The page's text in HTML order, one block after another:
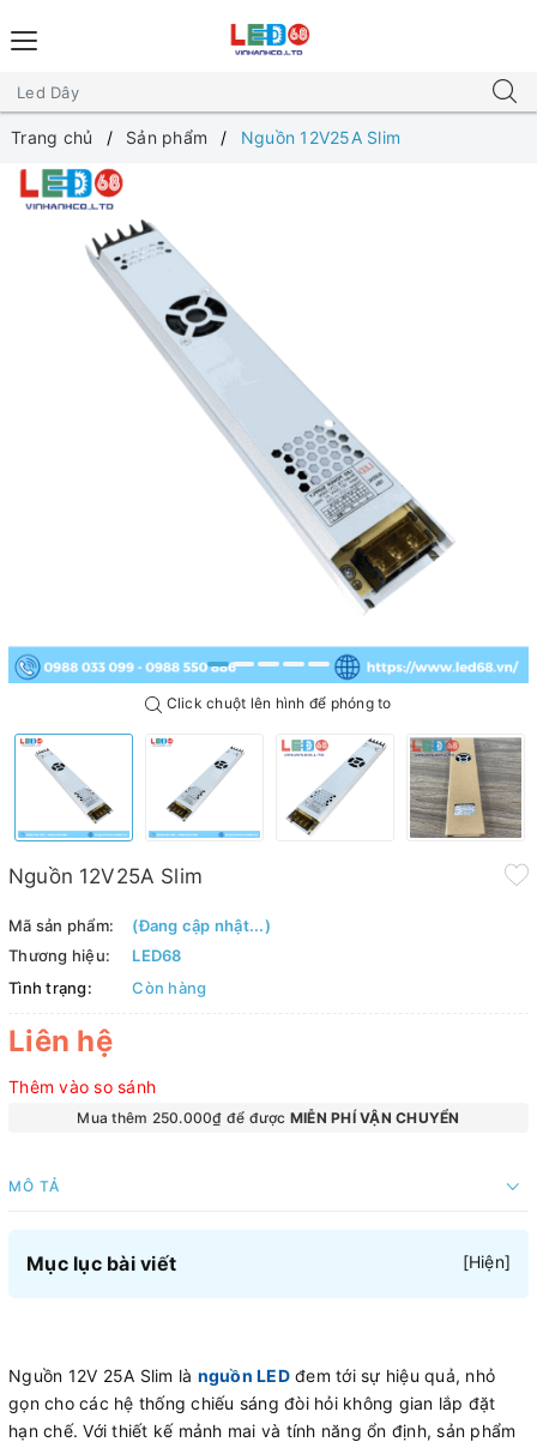
Trang chủ Sản phẩm Nguồn 12V25A Slim
Click chuột lên hình để phóng to
Nguồn 12V25A Slim
Mã sản phẩm:
(Đang cập nhật...)
Thương hiệu:
LED68
Tình trạng:
Còn hàng
Liên hệ
Thêm vào so sánh
Mua thêm 250.000₫ để được MIỄN PHÍ VẬN CHUYỂN
MÔ TẢ
Mục lục bài viết [Hiện]
Nguồn 12V 25A Slim là nguồn LEDđem tới sự hiệu quả, nhỏ
gọn cho các hệ thống chiếu sáng đòi hỏi không gian lắp đặt
hạn chế. Với thiết kế mảnh mai và tính năng ổn định, sản phẩm